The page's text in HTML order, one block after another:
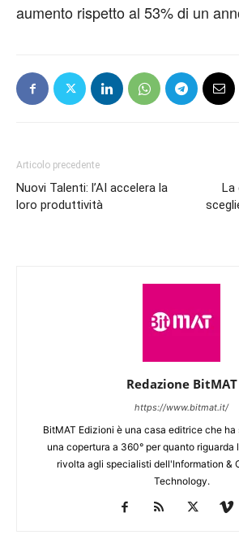
aumento rispetto al 53% di un
Articolo precedente
Nuovi Talenti: l’AI accelera la
loro produttività
La
Redazione BitMAT
https://www.bitmat.it/
BitMAT Edizioni è una casa editrice che
una copertura a 360° per quanto riguarda
rivolta agli specialisti dell'lnformation &
Technology.